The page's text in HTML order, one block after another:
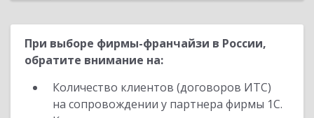
При выборе фирмы-франчайзи в России,
обратите внимание на:
Количество клиентов (договоров ИТС)
на сопровождении у партнера фирмы 1С.